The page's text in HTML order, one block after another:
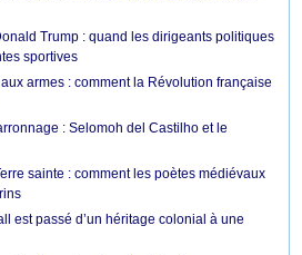
Trump : quand les dirigeants politiques
sportives
armes : comment la Révolution française
: Selomoh del Castilho et le
sainte : comment les poètes médiévaux
est passé d’un héritage colonial à une